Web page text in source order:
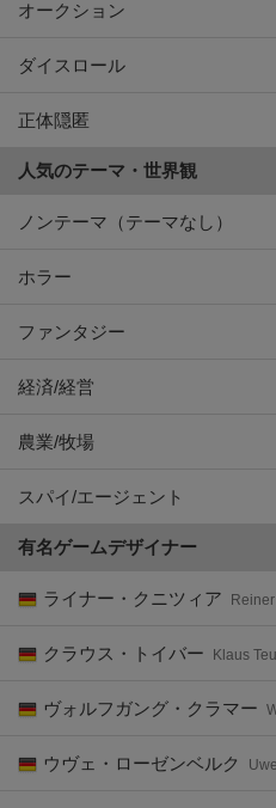
オークション
ダイスロール
正体隠匿
人気のテーマ・世界観
ノンテーマ（テーマなし）
ホラー
ファンタジー
経済/経営
農業/牧場
スパイ/エージェント
有名ゲームデザイナー
ライナー・クニツィア
クラウス・トイバー Klaus
ヴォルフガング・クラマー
ウヴェ・ローゼンベルク